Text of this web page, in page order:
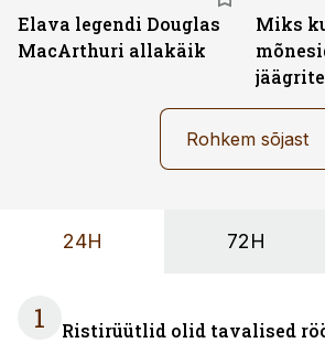
Elava legendi Douglas
MacArthuri allakäik
Miks
Rohkem sõjast
24H 72H
1 Ristirüütlid olid tavalised